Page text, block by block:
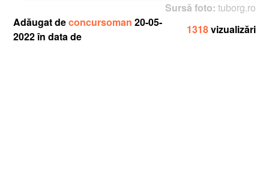
Sursă foto: tuborg.ro
Adăugat deconcursoman 20-05-
2022 în data de
1318vizualizări